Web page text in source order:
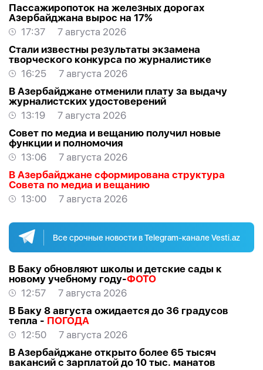
Пассажиропоток на железных дорогах
Азербайджана вырос на 17%
17:37
7 августа 2026
Стали известны результаты экзамена
творческого конкурса по журналистике
16:25
7 августа 2026
В Азербайджане отменили плату за выдачу
журналистских удостоверений
13:19
7 августа 2026
Совет по медиа и вещанию получил новые
функции и полномочия
13:06
7 августа 2026
В Азербайджане сформирована структура
Совета по медиа и вещанию
13:00
7 августа 2026
Все срочные новости в Telegram-канале Vesti.az
В Баку обновляют школы и детские сады к
новому учебному году-ФОТО
12:57
7 августа 2026
В Баку 8 августа ожидается до 36 градусов
тепла - ПОГОДА
12:50
7 августа 2026
В Азербайджане открыто более 65 тысяч
вакансий с зарплатой до 10 тыс. манатов